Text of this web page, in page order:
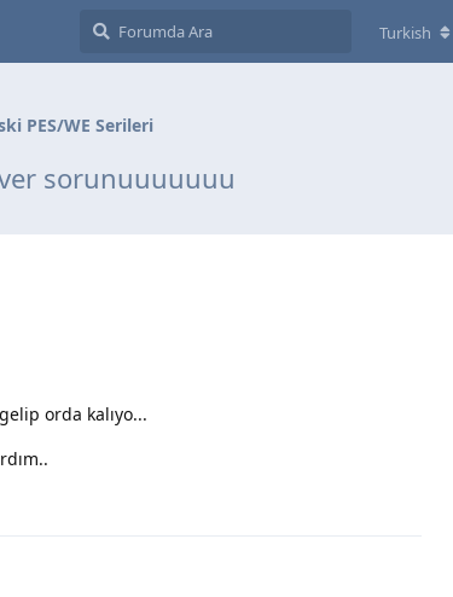
Turkish
PES/WE Serileri
sorunuuuuuuu
orda kalıyo...